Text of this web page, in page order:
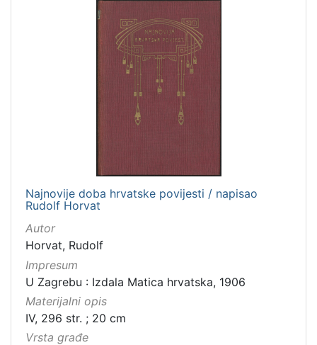
Najnovije doba hrvatske povijesti / napisao
Rudolf Horvat
Autor
Horvat, Rudolf
Impresum
U Zagrebu : Izdala Matica hrvatska, 1906
Materijalni opis
IV, 296 str. ; 20 cm
Vrsta građe